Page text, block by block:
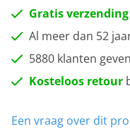
Gratis verzending
Al meer dan 52
5880 klanten
Kosteloos retour
Een vraag over dit